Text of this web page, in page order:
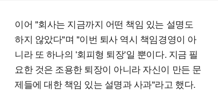
이어 "회사는 지금까지 어떤 책임 있는 설명도
하지 않았다"며 "이번 퇴사 역시 책임경영이 아
니라 또 하나의 '회피형 퇴장'일 뿐이다. 지금 필
요한 것은 조용한 퇴장이 아니라 자신이 만든 문
제들에 대한 책임 있는 설명과 사과"라고 했다.